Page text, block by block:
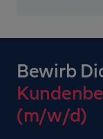
Bewirb
(m/w/d)